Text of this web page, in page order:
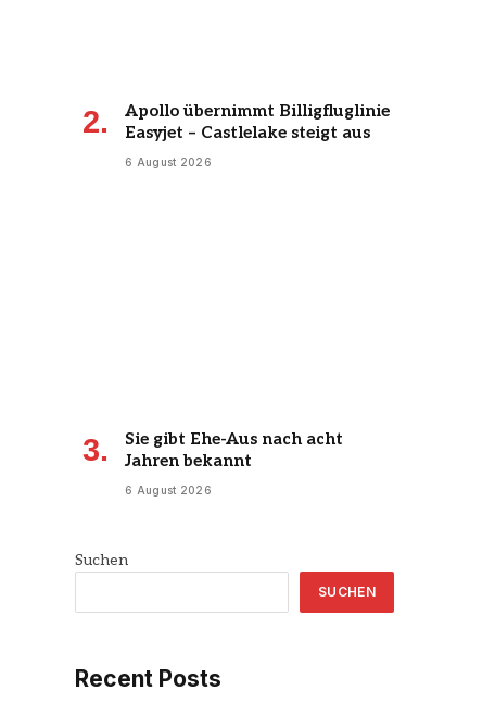
Apollo übernimmt Billigfluglinie
Easyjet – Castlelake steigt aus
6 August 2026
Sie gibt Ehe-Aus nach acht
Jahren bekannt
6 August 2026
Suchen
SUCHEN
Recent Posts